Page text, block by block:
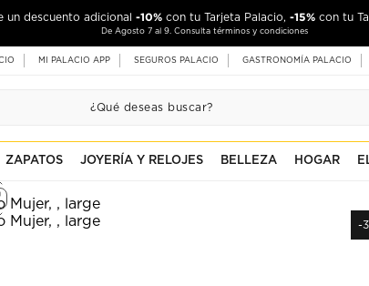
un descuento adicional -10% con tu Tarjeta Palacio, -15% con tu
De Agosto 7 al 9. Consulta términos y condiciones
MI PALACIO APP SEGUROS PALACIO GASTRONOMÍA PALACIO
ZAPATOS JOYERÍA Y RELOJES BELLEZA HOGAR
-